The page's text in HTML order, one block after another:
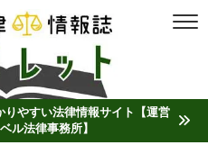
やすい法律情報サイト【運営
ル法律事務所】